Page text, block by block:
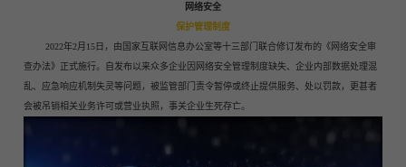
网络安全
保护管理制度
2022年2月15日，由国家互联网信息办公室等十三部门联合修订发布的《网络安全审
查办法》正式施行。自发布以来众多企业因网络安全管理制度缺失、企业内部数据处理混
乱、应急响应机制失灵等问题，被监管部门责令暂停或终止提供服务、处以罚款，更甚者
会被吊销相关业务许可或营业执照，事关企业生死存亡。